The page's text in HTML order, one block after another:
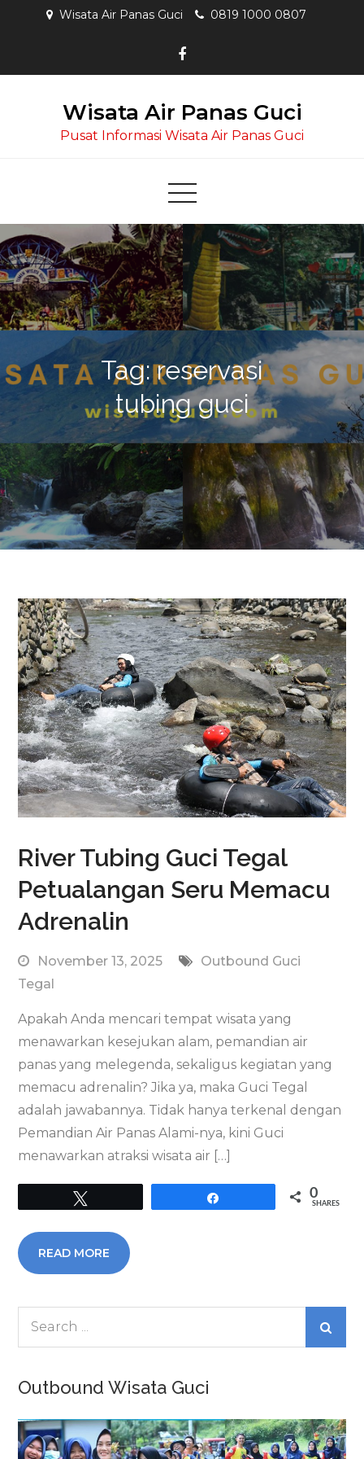
Wisata Air Panas Guci 0819 1000 0807
Wisata Air Panas Guci
Pusat Informasi Wisata Air Panas Guci
Tag:reservasi
tubing guci
River Tubing Guci Tegal
Petualangan Seru Memacu
Adrenalin
November 13, 2025
Outbound Guci
Tegal
Apakah Anda mencari tempat wisata yang
menawarkan kesejukan alam, pemandian air
panas yang melegenda, sekaligus kegiatan yang
memacu adrenalin? Jika ya, maka Guci Tegal
adalah jawabannya. Tidak hanya terkenal dengan
Pemandian Air Panas Alami-nya, kini Guci
menawarkan atraksi wisata air […]
0
SHARES
READ MORE
Outbound Wisata Guci